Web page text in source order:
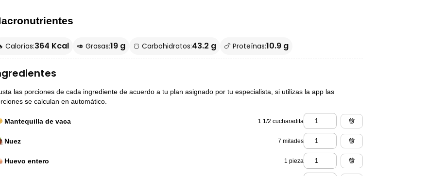
Calorías:364 Kcal 🥑 Grasas:19 g 🍞 Carbohidratos:43.2 g 🍗 Proteínas:10.9 g
las porciones de cada ingrediente de acuerdo a tu plan asignado por tu especialista, si utilizas la app las
se calculan en automático.
Mantequilla de vaca 1 1/2 cucharadita
Nuez 7 mitades
Huevo entero 1 pieza